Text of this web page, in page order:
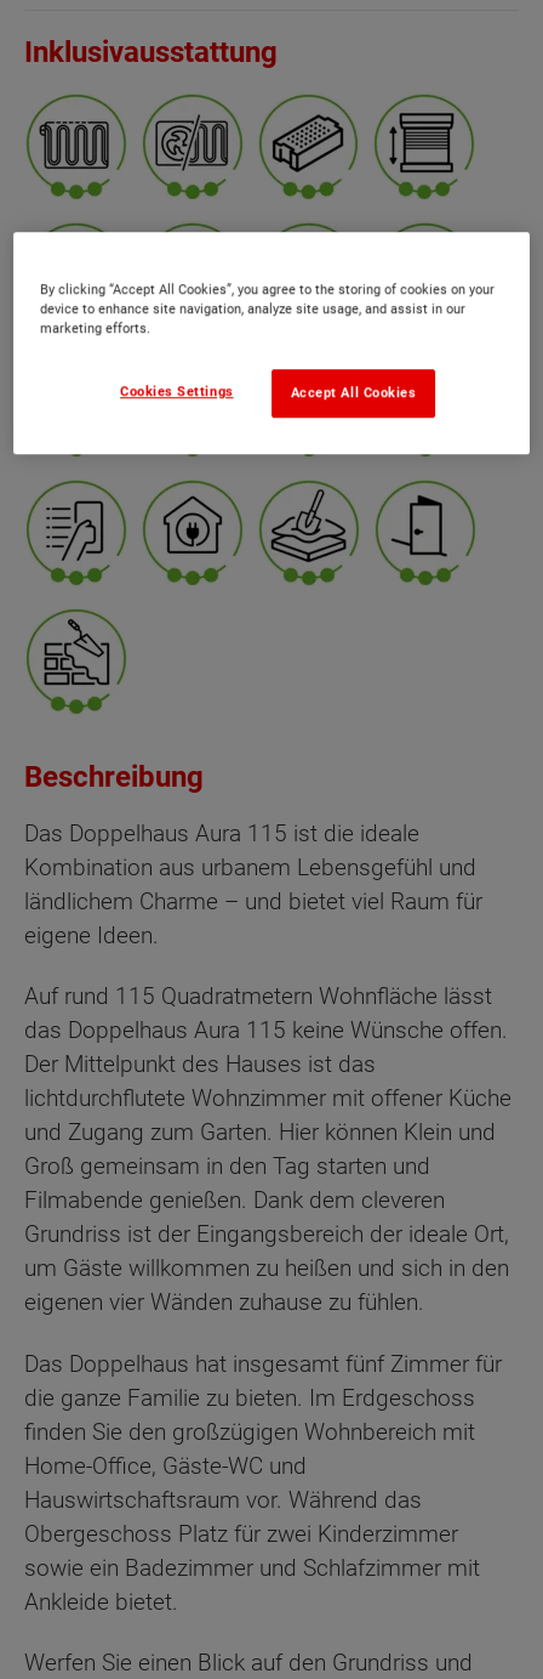
Inklusivausstattung
Beschreibung
Das Doppelhaus Aura 115 ist die ideale
Kombination aus urbanem Lebensgefühl und
ländlichem Charme – und bietet viel Raum für
eigene Ideen.
Auf rund 115 Quadratmetern Wohnfläche lässt
das Doppelhaus Aura 115 keine Wünsche offen.
Der Mittelpunkt des Hauses ist das
lichtdurchflutete Wohnzimmer mit offener Küche
und Zugang zum Garten. Hier können Klein und
Groß gemeinsam in den Tag starten und
Filmabende genießen. Dank dem cleveren
Grundriss ist der Eingangsbereich der ideale Ort,
um Gäste willkommen zu heißen und sich in den
eigenen vier Wänden zuhause zu fühlen.
Das Doppelhaus hat insgesamt fünf Zimmer für
die ganze Familie zu bieten. Im Erdgeschoss
finden Sie den großzügigen Wohnbereich mit
Home-Office, Gäste-WC und
Hauswirtschaftsraum vor. Während das
Obergeschoss Platz für zwei Kinderzimmer
sowie ein Badezimmer und Schlafzimmer mit
Ankleide bietet.
Werfen Sie einen Blick auf den Grundriss und
By clicking “Accept All Cookies”, you agree to the storing of cookies on your
device to enhance site navigation, analyze site usage, and assist in our
marketing efforts.
Accept All Cookies
Cookies Settings